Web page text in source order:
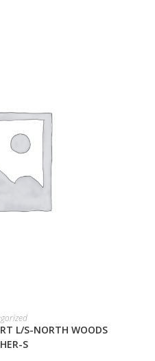
L/S-NORTH WOODS
S